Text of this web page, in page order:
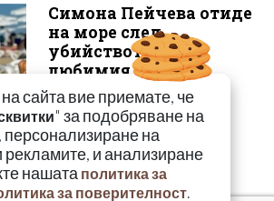
Симона Пейчева отиде
на море след
убийството на
любимия й Владо
Загато...
сайта вие приемате, че
" за подобряване на
на
и анализиране
нашата политика за
за поверителност.